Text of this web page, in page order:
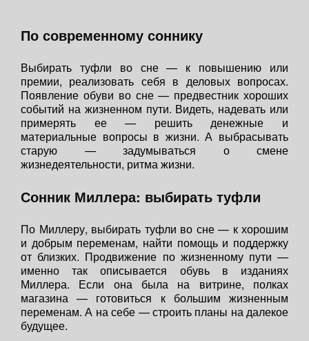
По современному соннику
Выбирать туфли во сне — к повышению или
премии, реализовать себя в деловых вопросах.
Появление обуви во сне — предвестник хороших
событий на жизненном пути. Видеть, надевать или
примерять ее — решить денежные и
материальные вопросы в жизни. А выбрасывать
старую — задумываться о смене
жизнедеятельности, ритма жизни.
Сонник Миллера: выбирать туфли
По Миллеру, выбирать туфли во сне — к хорошим
и добрым переменам, найти помощь и поддержку
от близких. Продвижение по жизненному пути —
именно так описывается обувь в изданиях
Миллера. Если она была на витрине, полках
магазина — готовиться к большим жизненным
переменам. А на себе — строить планы на далекое
будущее.